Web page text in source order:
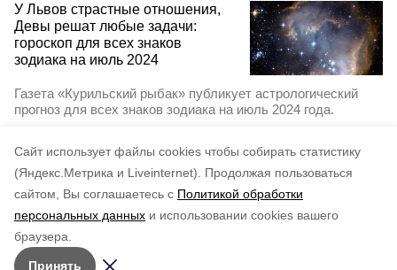
Cайт использует файлы cookies чтобы собирать статистику
(Яндекс.Метрика и Liveinternet).
Продолжая пользоваться
сайтом, Вы соглашаетесь с Политикой обработки
персональных данных и использовании cookies вашего
браузера.
Принять
У Львов страстные отношения,
Девы решат любые задачи:
гороскоп для всех знаков
зодиака на июль 2024
Газета «Курильский рыбак» публикует астрологический
прогноз для всех знаков зодиака на июль 2024 года.